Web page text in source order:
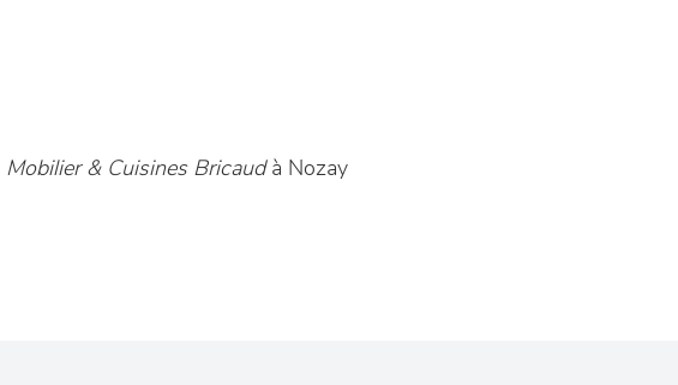
Mobilier & Cuisines Bricaudà Nozay